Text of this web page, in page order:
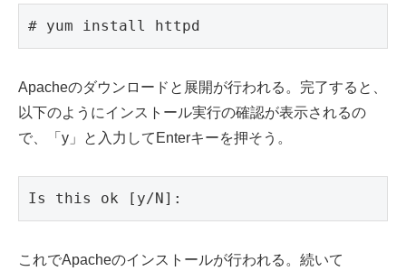
# yum install httpd
Apacheのダウンロードと展開が行われる。完了すると、
以下のようにインストール実行の確認が表示されるの
で、「y」と入力してEnterキーを押そう。
これでApacheのインストールが行われる。続いて